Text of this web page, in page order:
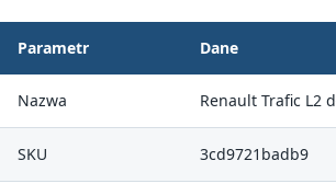
Parametr Dane
Nazwa Renault Trafic L2
SKU 3cd9721badb9